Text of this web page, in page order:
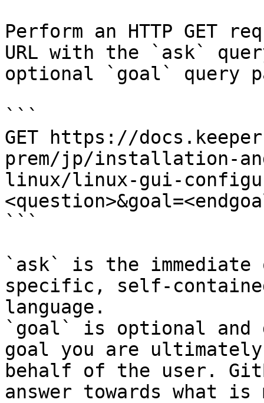
Perform an HTTP GET
URL with the `ask`
optional `goal` query
```
GET https://
prem/jp/installation-
linux/linux-gui-
```
`ask` is the
specific, self-
language.
`goal` is optional and
goal you are
behalf of the user.
answer towards what